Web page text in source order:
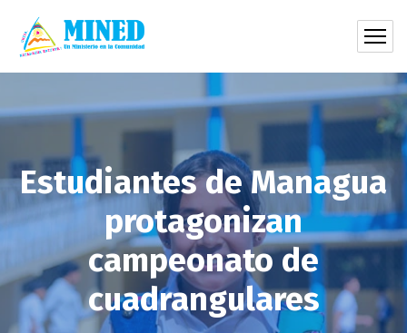
Estudiantes de Managua
protagonizan
campeonato de
cuadrangulares